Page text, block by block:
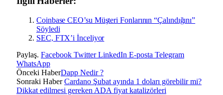
Coinbase CEO’su Müşteri Fonlarının “Çalındığını”
Söyledi
SEC, FTX’i İnceliyor
Paylaş. Facebook Twitter LinkedIn E-posta Telegram
WhatsApp
Önceki HaberDapp Nedir ?
Sonraki HaberCardano Şubat ayında 1 doları görebilir mi?
Dikkat edilmesi gereken ADA fiyat katalizörleri